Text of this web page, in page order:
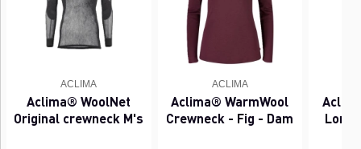
ACLIMA
Aclima® WoolNet
Original crewneck M's
ACLIMA
Aclima® WarmWool
Crewneck - Fig - Dam